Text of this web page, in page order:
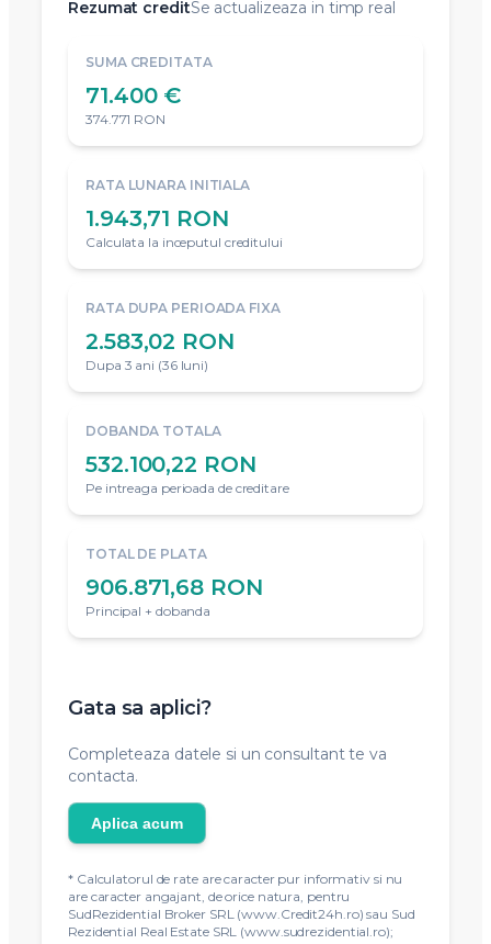
Rezumat creditSe actualizeaza in timp real
SUMA CREDITATA
71.400 €
374.771 RON
RATA LUNARA INITIALA
1.943,71 RON
Calculata la inceputul creditului
RATA DUPA PERIOADA FIXA
2.583,02 RON
Dupa 3 ani (36 luni)
DOBANDA TOTALA
532.100,22 RON
Pe intreaga perioada de creditare
TOTAL DE PLATA
906.871,68 RON
Principal + dobanda
Gata sa aplici?
Completeaza datele si un consultant te va
contacta.
Aplica acum
* Calculatorul de rate are caracter pur informativ si nu
are caracter angajant, de orice natura, pentru
SudRezidential Broker SRL (www.Credit24h.ro) sau Sud
Rezidential Real Estate SRL (www.sudrezidential.ro);